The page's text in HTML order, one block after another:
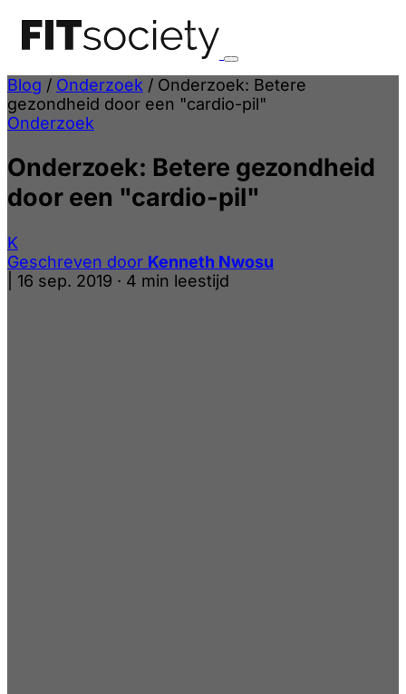
Blog / Onderzoek / Onderzoek: Betere
gezondheid door een "cardio-pil"
Onderzoek
Onderzoek: Betere gezondheid
door een "cardio-pil"
K
Geschreven door Kenneth Nwosu
16 sep. 2019 · 4 min leestijd